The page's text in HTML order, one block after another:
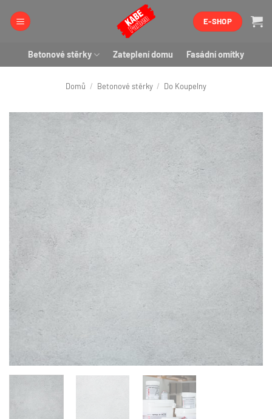
E-SHOP
Betonové stěrky Zateplení domu Fasádní omítky
Domů / Betonové stěrky / Do Koupelny